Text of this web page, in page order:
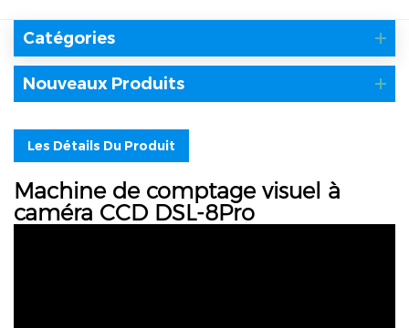
Catégories
Nouveaux Produits
Les Détails Du Produit
Machine de comptage visuel à
caméra CCD DSL-8Pro